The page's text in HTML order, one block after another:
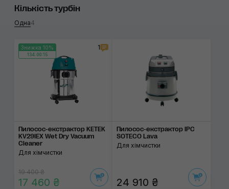
Кількість турбін
Одна4
Знижка 10%
134:00:15
1
Пилосос-екстрактор KETEK
KV29IEX Wet Dry Vacuum
Cleaner
Для хімчистки
19 400 ₴
17 460 ₴
Пилосос-екстрактор IPC
SOTECO Lava
Для хімчистки
24 910 ₴